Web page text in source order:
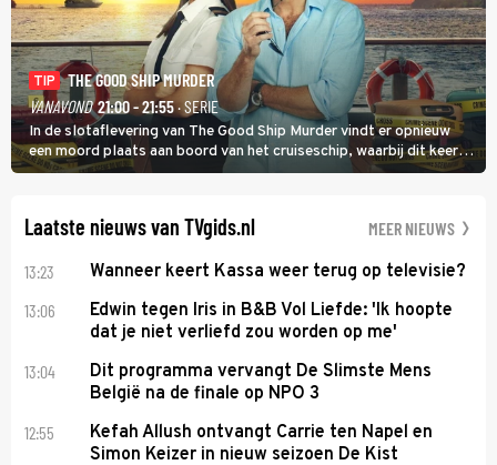
TIP
THE GOOD SHIP MURDER
VANAVOND 21:00 - 21:55· SERIE
In de slotaflevering van The Good Ship Murder vindt er opnieuw
een moord plaats aan boord van het cruiseschip, waarbij dit keer
een bemanningslid het slachtoffer is en kapitein Marlowe de dader
Laatste nieuws van TVgids.nl MEER NIEUWS
13:23 Wanneer keert Kassa weer terug op televisie?
13:06
Edwin tegen Iris in B&B Vol Liefde: 'Ik hoopte
dat je niet verliefd zou worden op me'
13:04
Dit programma vervangt De Slimste Mens
België na de finale op NPO 3
12:55
Kefah Allush ontvangt Carrie ten Napel en
Simon Keizer in nieuw seizoen De Kist